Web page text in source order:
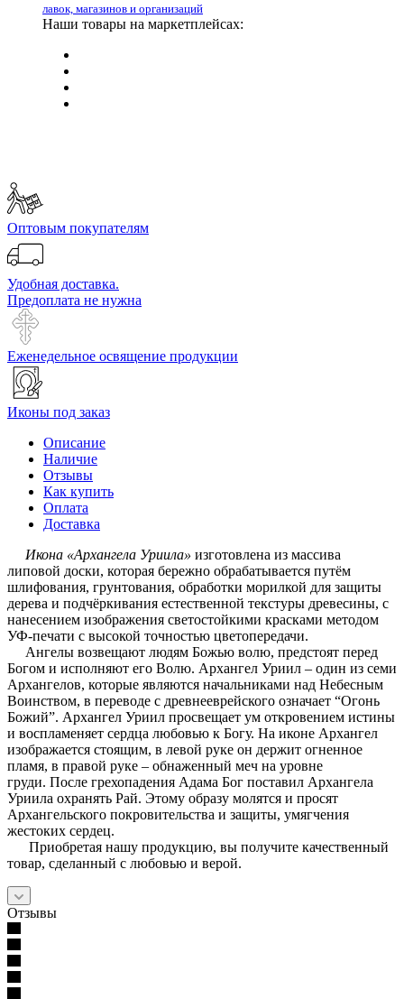
лавок, магазинов и организаций
Наши товары на маркетплейсах:
Оптовым покупателям
Удобная доставка.
Предоплата не нужна
Еженедельное освящение продукции
Иконы под заказ
Описание
Наличие
Отзывы
Как купить
Оплата
Доставка
Икона «Архангела Уриила» изготовлена из массива
липовой доски, которая бережно обрабатывается путём
шлифования, грунтования, обработки морилкой для защиты
дерева и подчёркивания естественной текстуры древесины, с
нанесением изображения светостойкими красками методом
УФ-печати с высокой точностью цветопередачи.
Ангелы возвещают людям Божью волю, предстоят перед
Богом и исполняют его Волю. Архангел Уриил – один из семи
Архангелов, которые являются начальниками над Небесным
Воинством, в переводе с древнееврейского означает “Огонь
Божий”. Архангел Уриил просвещает ум откровением истины
и воспламеняет сердца любовью к Богу. На иконе Архангел
изображается стоящим, в левой руке он держит огненное
пламя, в правой руке – обнаженный меч на уровне
груди. После грехопадения Адама Бог поставил Архангела
Уриила охранять Рай. Этому образу молятся и просят
Архангельского покровительства и защиты, умягчения
жестоких сердец.
Приобретая нашу продукцию, вы получите качественный
товар, сделанный с любовью и верой.
Отзывы